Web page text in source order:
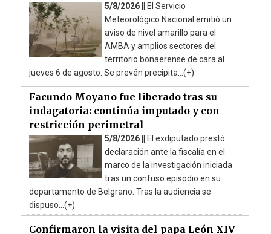
5/8/2026 ||
El Servicio
Meteorológico Nacional emitió un
aviso de nivel amarillo para el
AMBA y amplios sectores del
territorio bonaerense de cara al
jueves 6 de agosto. Se prevén precipita...(+)
Facundo Moyano fue liberado tras su
indagatoria: continúa imputado y con
restricción perimetral
5/8/2026 ||
El exdiputado prestó
declaración ante la fiscalía en el
marco de la investigación iniciada
tras un confuso episodio en su
departamento de Belgrano. Tras la audiencia se
dispuso...(+)
Confirmaron la visita del papa León XIV